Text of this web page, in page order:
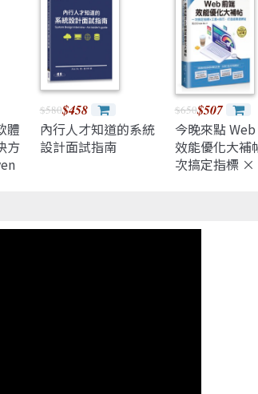
體
方
$580$458
內行人才知道的系統
設計面試指南
$650$507
今晚來點
效能優化大補
次搞定指標 ×